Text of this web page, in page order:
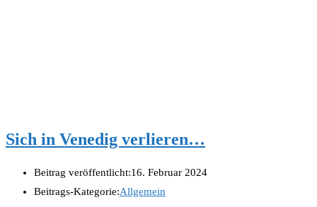
Sich in Venedig verlieren…
Beitrag veröffentlicht:16. Februar 2024
Beitrags-Kategorie:Allgemein